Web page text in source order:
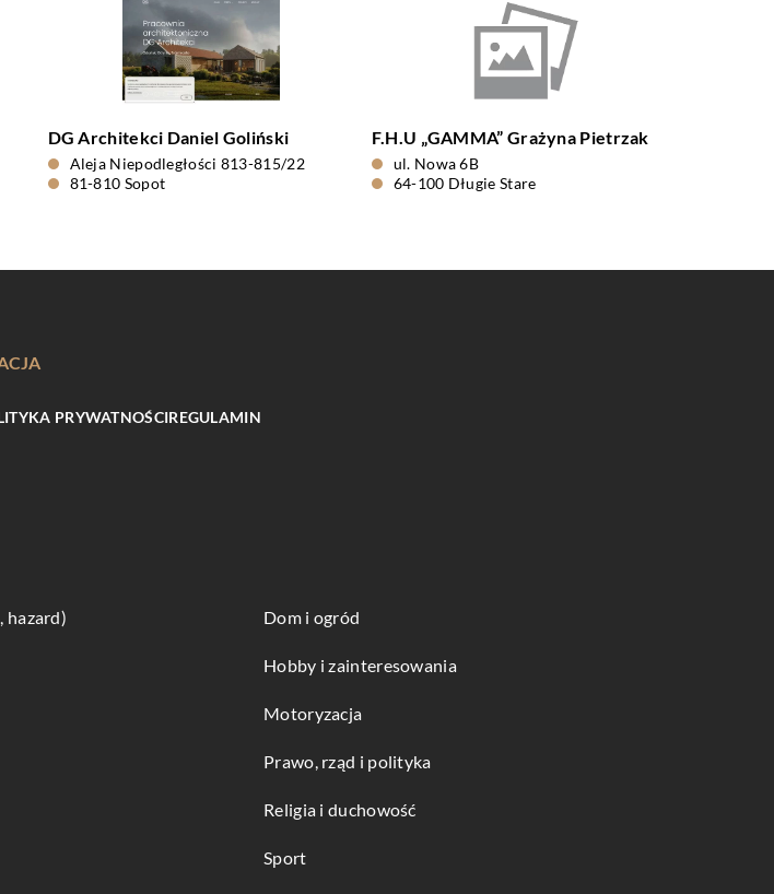
DG Architekci Daniel Goliński
Aleja Niepodległości 813-815/22
81-810 Sopot
F.H.U „GAMMA” Grażyna Pietrzak
ul. Nowa 6B
64-100 Długie Stare
PRYWATNOŚCIREGULAMIN
hazard) Dom i ogród
Hobby i zainteresowania
Motoryzacja
Prawo, rząd i polityka
Religia i duchowość
Sport